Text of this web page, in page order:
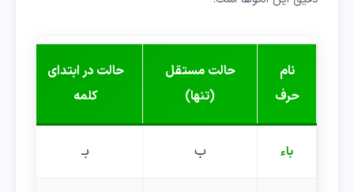
نام
حرف
حالت مستقل
(تنها)
حالت در ابتدای
کلمه
باء ب بـ